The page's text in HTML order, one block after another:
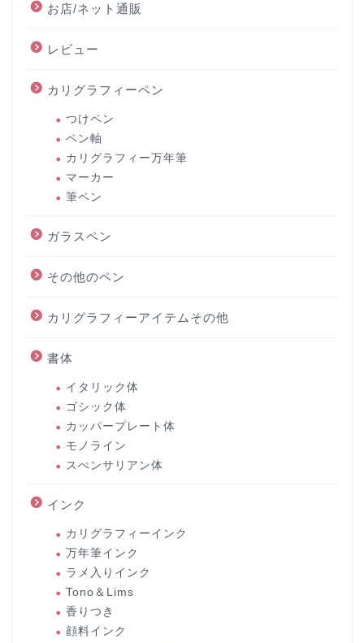
お店/ネット通販
レビュー
カリグラフィーペン
つけペン
ペン軸
カリグラフィー万年筆
マーカー
筆ペン
ガラスペン
その他のペン
カリグラフィーアイテムその他
書体
イタリック体
ゴシック体
カッパープレート体
モノライン
スぺンサリアン体
インク
カリグラフィーインク
万年筆インク
ラメ入りインク
Tono＆Lims
香りつき
顔料インク